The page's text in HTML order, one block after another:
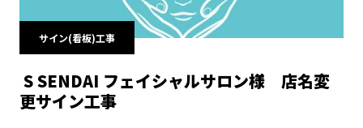
サイン(看板)工事
S SENDAI フェイシャルサロン様 店名変
更サイン工事